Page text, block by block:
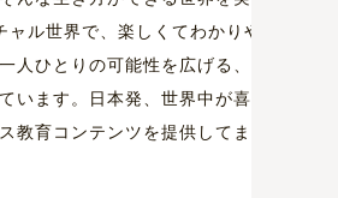
ル世界で、楽しくてわかりやすい教
人ひとりの可能性を広げる、そんな
います。日本発、世界中が喜んで学
教育コンテンツを提供してまいりま